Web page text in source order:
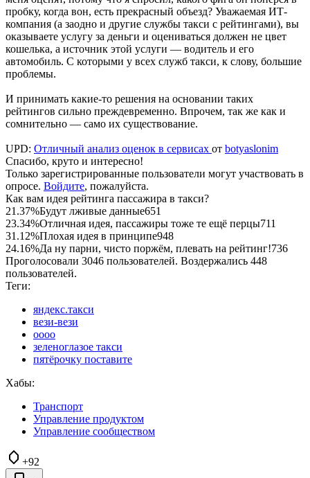
пробку, когда вон, есть прекрасный объезд? Уважаемая ИТ-
компания (а заодно и другие службы такси с рейтингами), вы
оказываете услугу за деньги и оцениваться должен не цвет
кошелька, а источник этой услуги — водитель и его
автомобиль. С которыми у всех служб такси, к слову, большие
проблемы.
И принимать какие-то решения на основании таких
рейтингов сильно преждевременно. Впрочем, так же как и
сомнительно — само их существование.
UPD: Отличный анализ оценок в сервисах от botyaslonim
Спасибо, круто и интересно!
Только зарегистрированные пользователи могут участвовать в
опросе. Войдите, пожалуйста.
Как вам идея рейтинга пассажира в такси?
21.37%Будут лживые данные651
23.34%Отличная идея, пассажиры тоже те ещё перцы711
31.12%Плохая идея в принципе948
24.16%Да ну парни, чисто поржём, плевать на рейтинг!736
Проголосовали 3046 пользователей. Воздержались 448
пользователей.
Теги:
яндекс.такси
вези-вези
oooo
зеленоглазое такси
пятёрочку поставите
Хабы:
Транспорт
Управление продуктом
Управление сообществом
+92